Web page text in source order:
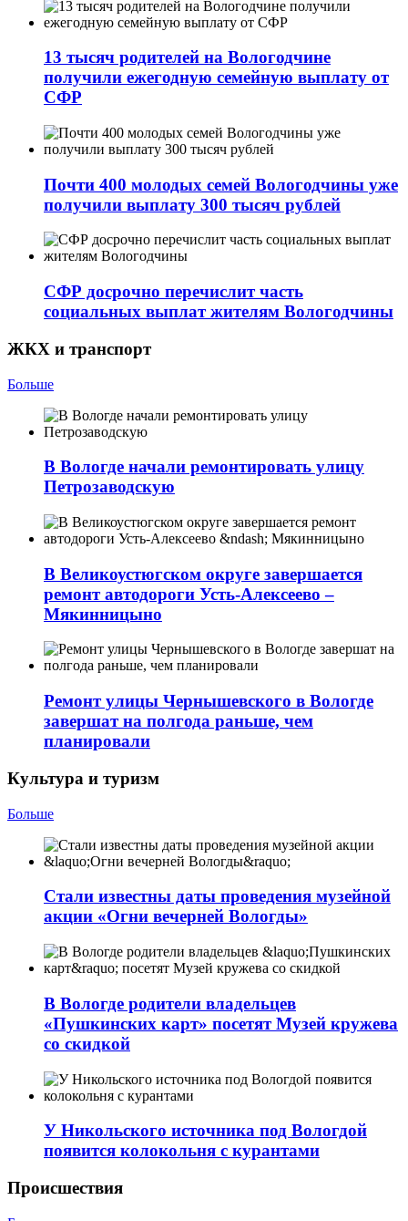
13 тысяч родителей на Вологодчине
получили ежегодную семейную выплату от
СФР
Почти 400 молодых семей Вологодчины уже
получили выплату 300 тысяч рублей
СФР досрочно перечислит часть
социальных выплат жителям Вологодчины
ЖКХ и транспорт
Больше
В Вологде начали ремонтировать улицу
Петрозаводскую
В Великоустюгском округе завершается
ремонт автодороги Усть-Алексеево –
Мякинницыно
Ремонт улицы Чернышевского в Вологде
завершат на полгода раньше, чем
планировали
Культура и туризм
Больше
Стали известны даты проведения музейной
акции «Огни вечерней Вологды»
В Вологде родители владельцев
«Пушкинских карт» посетят Музей кружева
со скидкой
У Никольского источника под Вологдой
появится колокольня с курантами
Происшествия